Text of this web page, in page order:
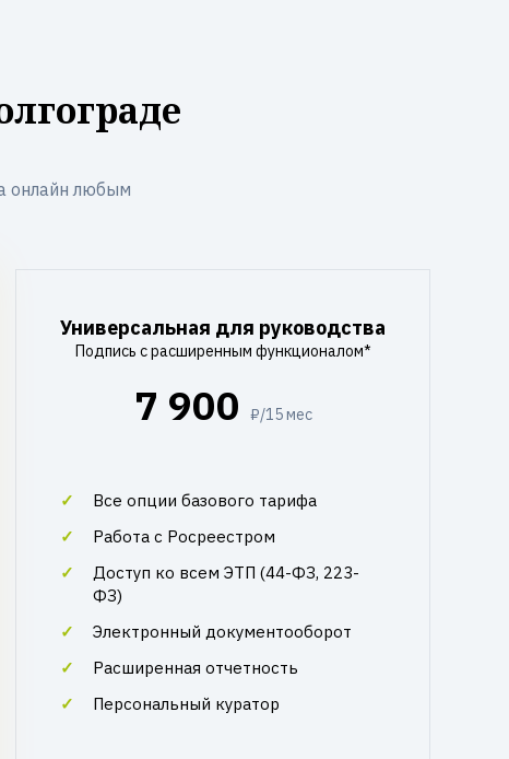
онлайн любым
Универсальная для руководства
Подпись с расширенным функционалом*
7 900 ₽/15 мес
Все опции базового тарифа
Работа с Росреестром
Доступ ко всем ЭТП (44-ФЗ, 223-
ФЗ)
Электронный документооборот
Расширенная отчетность
Персональный куратор